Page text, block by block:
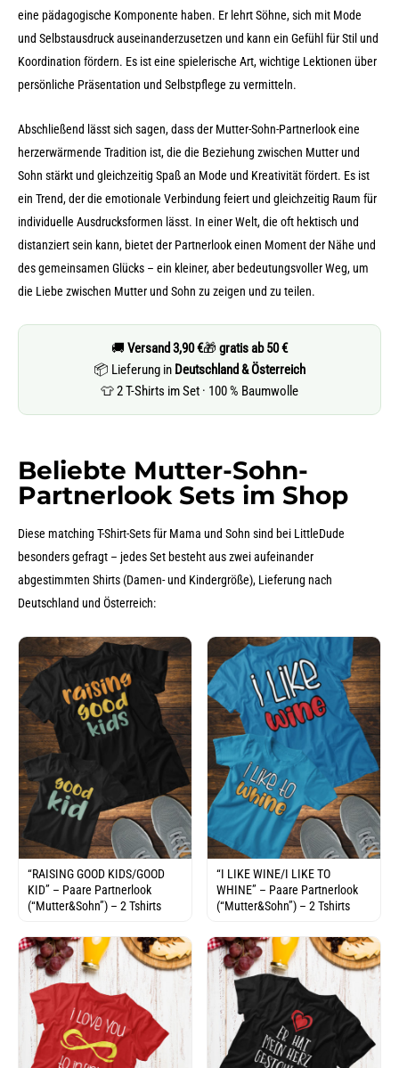
eine pädagogische Komponente haben. Er lehrt Söhne, sich mit Mode
und Selbstausdruck auseinanderzusetzen und kann ein Gefühl für Stil und
Koordination fördern. Es ist eine spielerische Art, wichtige Lektionen über
persönliche Präsentation und Selbstpflege zu vermitteln.
Abschließend lässt sich sagen, dass der Mutter-Sohn-Partnerlook eine
herzerwärmende Tradition ist, die die Beziehung zwischen Mutter und
Sohn stärkt und gleichzeitig Spaß an Mode und Kreativität fördert. Es ist
ein Trend, der die emotionale Verbindung feiert und gleichzeitig Raum für
individuelle Ausdrucksformen lässt. In einer Welt, die oft hektisch und
distanziert sein kann, bietet der Partnerlook einen Moment der Nähe und
des gemeinsamen Glücks – ein kleiner, aber bedeutungsvoller Weg, um
die Liebe zwischen Mutter und Sohn zu zeigen und zu teilen.
🚚 Versand 3,90 €🎁 gratis ab 50 €
📦 Lieferung in Deutschland & Österreich
👕 2 T-Shirts im Set · 100 % Baumwolle
Beliebte Mutter-Sohn-
Partnerlook Sets im Shop
Diese matching T-Shirt-Sets für Mama und Sohn sind bei LittleDude
besonders gefragt – jedes Set besteht aus zwei aufeinander
abgestimmten Shirts (Damen- und Kindergröße), Lieferung nach
Deutschland und Österreich:
“RAISING GOOD KIDS/GOOD
KID” – Paare Partnerlook
(“Mutter&Sohn”) – 2 Tshirts
“I LIKE WINE/I LIKE TO
WHINE” – Paare Partnerlook
(“Mutter&Sohn”) – 2 Tshirts